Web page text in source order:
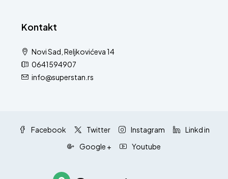
Kontakt
Novi Sad, Reljkovićeva 14
0641594907
info@superstan.rs
Facebook Twitter Instagram
Linkd in
Google +
Youtube